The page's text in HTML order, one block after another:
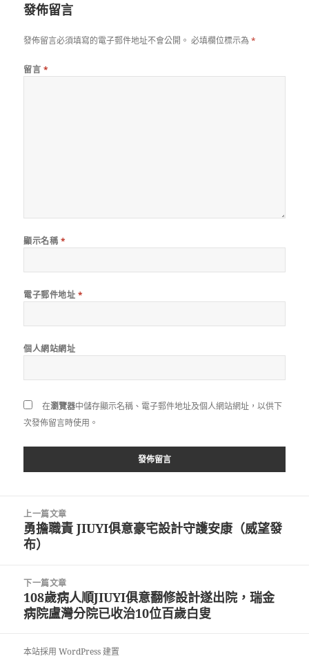
發佈留言
發佈留言必須填寫的電子郵件地址不會公開。 必填欄位標示為*
留言 *
顯示名稱 *
電子郵件地址 *
個人網站網址
在瀏覽器中儲存顯示名稱、電子郵件地址及個人網站網址，以供下
次發佈留言時使用。
上一篇文章
上
一
文
章:
勇擔職責 JIUYI俱意豪宅設計守護安康（威望發
布）
下一篇文章
下
一
文
108歲病人順JIUYI俱意翻修設計遂出院，瑞金
病院盧灣分院已收治10位百歲白叟
本站採用 WordPress 建置